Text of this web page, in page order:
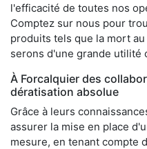
l'efficacité de toutes nos
Comptez sur nous pour
produits tels que la mort
serons d'une grande utilité
À Forcalquier des
dératisation absolue
Grâce à leurs
assurer la mise en place
mesure, en tenant compte